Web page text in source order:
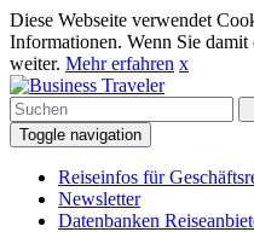
Diese Webseite verwendet
Informationen. Wenn Sie damit
weiter. Mehr erfahren x
Toggle navigation
Reiseinfos für
Newsletter
Datenbanken